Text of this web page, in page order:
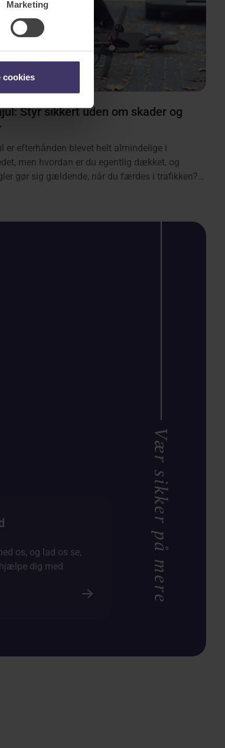
Marketing
cookies
Styr sikkert uden om skader og
er efterhånden blevet helt almindelige i
men hvordan er du egentlig dækket, og
gør sig gældende, når du færdes i trafikken?
Vær sikker på mere
os, og lad os se,
dig med